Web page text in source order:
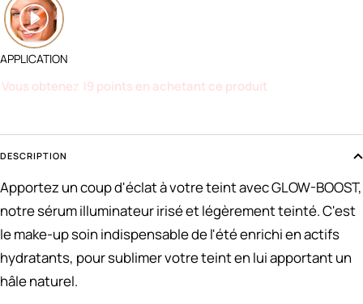
APPLICATION
Vous obtenez 19 points en achetant ce produit
DESCRIPTION
Apportez un coup d'éclat à votre teint avec GLOW-BOOST,
notre sérum illuminateur irisé et légèrement teinté. C'est
le make-up soin indispensable de l'été enrichi en actifs
hydratants, pour sublimer votre teint en lui apportant un
hâle naturel.